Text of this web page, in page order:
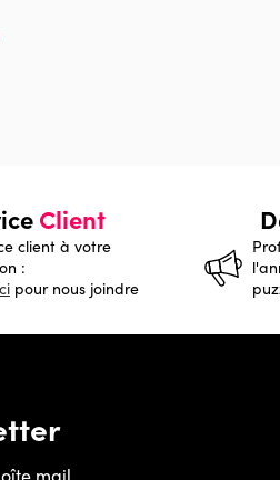
Client
client à votre
:
pour nous joindre
mail